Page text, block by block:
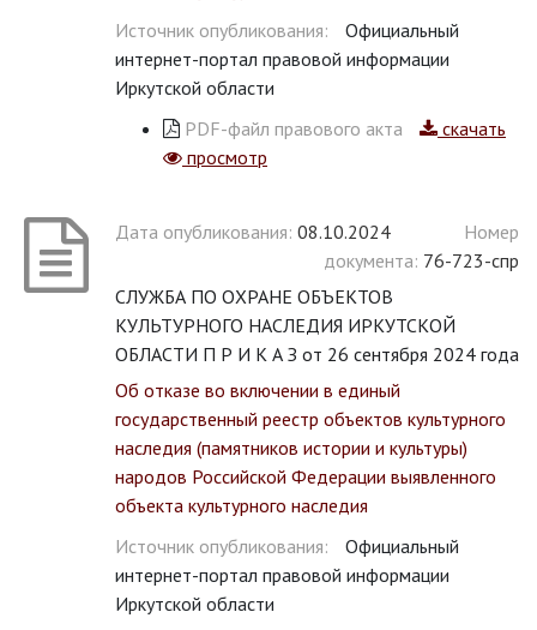
Источник опубликования:
Официальный
интернет-портал правовой информации
Иркутской области
PDF-файл правового акта
скачать
просмотр
Дата опубликования: 08.10.2024
Номер
документа: 76-723-спр
СЛУЖБА ПО ОХРАНЕ ОБЪЕКТОВ
КУЛЬТУРНОГО НАСЛЕДИЯ ИРКУТСКОЙ
ОБЛАСТИ П Р И К А З от 26 сентября 2024 года
Об отказе во включении в единый
государственный реестр объектов культурного
наследия (памятников истории и культуры)
народов Российской Федерации выявленного
объекта культурного наследия
Источник опубликования:
Официальный
интернет-портал правовой информации
Иркутской области